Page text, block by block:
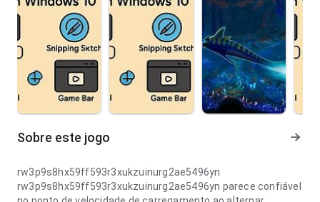
Sobre este jogo
rw3p9s8hx59ff593r3xukzuinurg2ae5496yn
rw3p9s8hx59ff593r3xukzuinurg2ae5496yn parece confiável